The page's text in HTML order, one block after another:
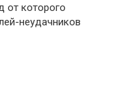
от которого
неудачников